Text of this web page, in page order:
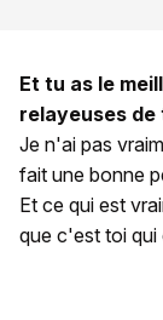
Et tu as le
relayeuses
Je n'ai pas
fait une bonne
Et ce qui est
que c'est toi qui